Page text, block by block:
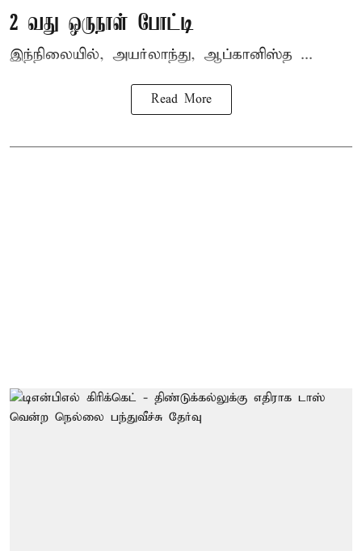
2 வது ஒருநாள் போட்டி
இந்நிலையில், அயர்லாந்து, ஆப்கானிஸ்த ...
Read More